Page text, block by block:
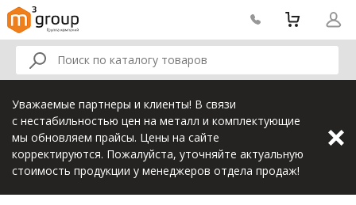
Уважаемые партнеры и клиенты! В связи
с нестабильностью цен на металл и комплектующие
мы обновляем прайсы. Цены на сайте
корректируются. Пожалуйста, уточняйте актуальную
стоимость продукции у менеджеров отдела продаж!